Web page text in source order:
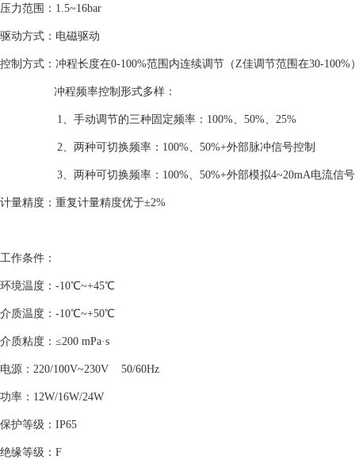
压力范围：1.5~16bar
驱动方式：电磁驱动
控制方式：冲程长度在0-100%范围内连续调节（Z佳调节范围在30-100%
冲程频率控制形式多样：
1、手动调节的三种固定频率：100%、50%、25%
2、两种可切换频率：100%、50%+外部脉冲信号控制
3、两种可切换频率：100%、50%+外部模拟4~20mA电流信号
计量精度：重复计量精度优于±2%
工作条件：
环境温度：-10℃~+45℃
介质温度：-10℃~+50℃
介质粘度：≤200 mPa·s
电源：220/100V~230V 50/60Hz
功率：12W/16W/24W
保护等级：IP65
绝缘等级：F